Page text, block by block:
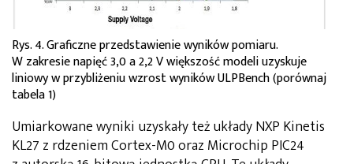
Rys. 4. Graficzne przedstawienie wyników pomiaru.
W zakresie napięć 3,0 a 2,2 V większość modeli uzyskuje
liniowy w przybliżeniu wzrost wyników ULPBench (porównaj
tabela 1)
Umiarkowane wyniki uzyskały też układy NXP Kinetis
KL27 z rdzeniem Cortex-M0 oraz Microchip PIC24